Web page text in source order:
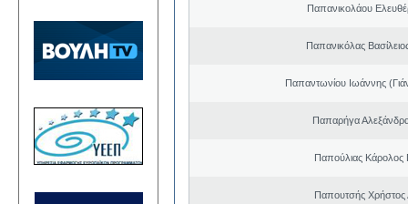
Παπανικολάου
Παπανικόλας
Παπαντωνίου Ιωάννης
Παπαρήγα
Παπούλιας Κάρολος
Παπουτσής Χρήστος